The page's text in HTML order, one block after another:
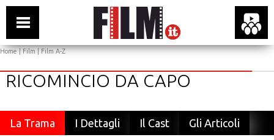
Home|Film|Film A-Z
RICOMINCIO DA CAPO
La Trama I Dettagli Il Cast Gli Articoli